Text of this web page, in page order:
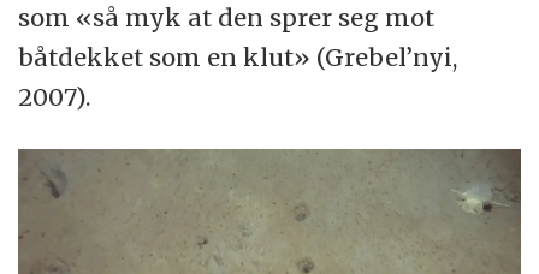
som «så myk at den sprer seg mot
båtdekket som en klut» (Grebel’nyi,
2007).